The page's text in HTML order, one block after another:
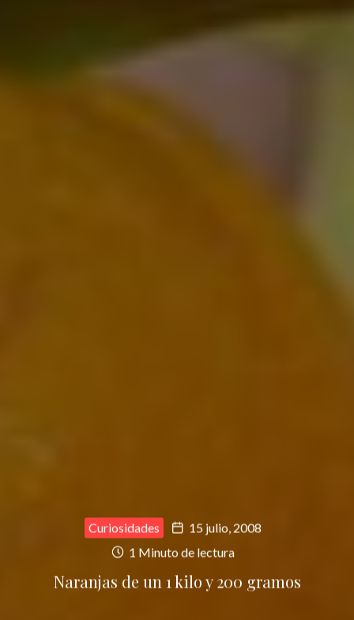
Curiosidades
15 julio, 2008
1 Minuto de lectura
Naranjas de un 1 kilo y 200 gramos